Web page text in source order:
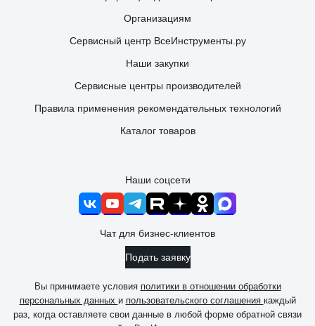
Организациям
Сервисный центр ВсеИнструменты.ру
Наши закупки
Сервисные центры производителей
Правила применения рекомендательных технологий
Каталог товаров
Наши соцсети
Чат для бизнес-клиентов
Подать заявку
Вы принимаете условия политики в отношении обработки
персональных данных и пользовательского соглашения каждый
раз, когда оставляете свои данные в любой форме обратной связи